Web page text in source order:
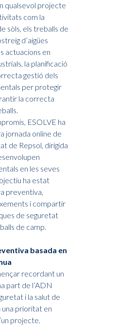
qualsevol projecte
com la
sòls, els treballs de
d’aigües
actuacions en
la planificació
gestió dels
per protegir
la correcta
ESOLVE ha
jornada online de
de Repsol, dirigida
en les seves
ha estat
preventiva,
i compartir
de seguretat
de camp.
basada en
recordant un
part de l’ADN
i la salut de
una prioritat en
projecte.